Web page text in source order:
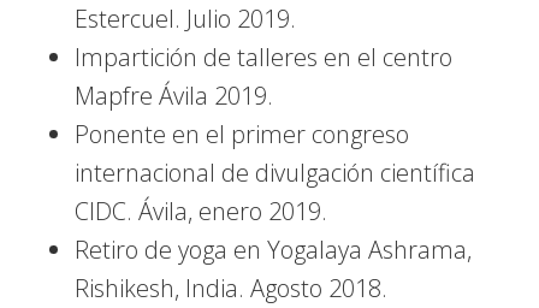
Estercuel. Julio 2019.
Impartición de talleres en el centro
Mapfre Ávila 2019.
Ponente en el primer congreso
internacional de divulgación científica
CIDC. Ávila, enero 2019.
Retiro de yoga en Yogalaya Ashrama,
Rishikesh, India. Agosto 2018.